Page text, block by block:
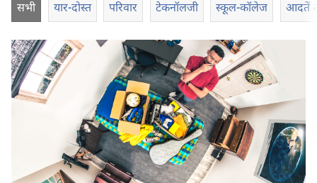
सभी यार-दोस्त परिवार टेकनॉलजी स्कूल-कॉलेज आदतें